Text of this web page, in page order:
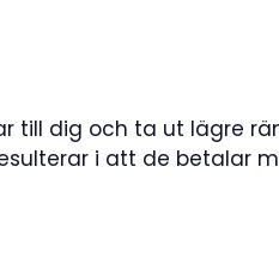
till dig och ta ut lägre
i att de betalar